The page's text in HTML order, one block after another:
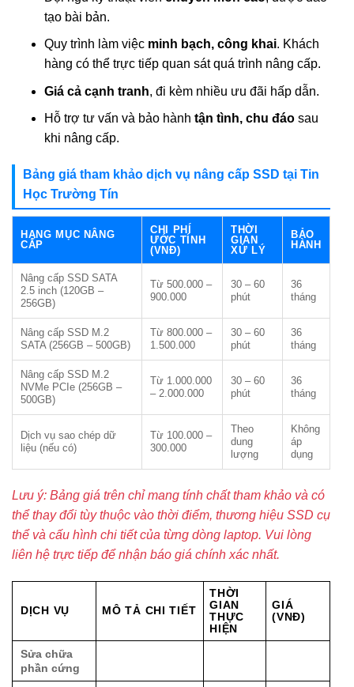
tạo bài bản.
Quy trình làm việc minh bạch, công khai. Khách
hàng có thể trực tiếp quan sát quá trình nâng cấp.
Giá cả cạnh tranh, đi kèm nhiều ưu đãi hấp dẫn.
Hỗ trợ tư vấn và bảo hành tận tình, chu đáosau
khi nâng cấp.
Bảng giá tham khảo dịch vụ nâng cấp SSD tại Tin
Học Trường Tín
HẠNG MỤC NÂNG
CẤP
CHI PHÍ
ƯỚC TÍNH
(VNĐ)
THỜI
GIAN
XỬ LÝ
BẢO
HÀNH
Nâng cấp SSD SATA
2.5 inch (120GB –
256GB)
Từ 500.000 –
900.000
30 – 60
phút
36
tháng
Nâng cấp SSD M.2
SATA (256GB – 500GB)
Từ 800.000 –
1.500.000
30 – 60
phút
36
tháng
Nâng cấp SSD M.2
NVMe PCIe (256GB –
500GB)
Từ 1.000.000
– 2.000.000
30 – 60
phút
36
tháng
Dịch vụ sao chép dữ
liệu (nếu có)
Từ 100.000 –
300.000
Theo
dung
lượng
Không
áp
dụng
Lưu ý: Bảng giá trên chỉ mang tính chất tham khảo và có
thể thay đổi tùy thuộc vào thời điểm, thương hiệu SSD cụ
thể và cấu hình chi tiết của từng dòng laptop. Vui lòng
liên hệ trực tiếp để nhận báo giá chính xác nhất.
DỊCH VỤ MÔ TẢ CHI TIẾT
THỜI
GIAN
THỰC
HIỆN
GIÁ
(VNĐ)
Sửa chữa
phần cứng